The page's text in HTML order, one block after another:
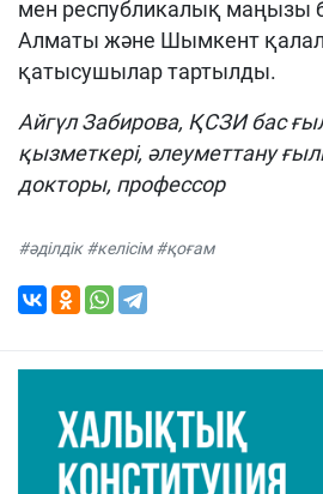
мен республикалық маңызы
Алматы және Шымкент
қатысушылар тартылды.
Айгүл Забирова, ҚСЗИ бас
қызметкері, әлеуметтану
докторы, профессор
#әділдік #келісім #қоғам